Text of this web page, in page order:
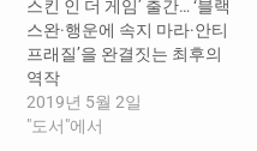
적된 문제점은 적극 시정함
으로써 기관의 발전을 위한…
스킨 인 더 게임’ 출간… ‘블랙
스완·행운에 속지 마라·안티
프래질’을 완결짓는 최후의
역작
2019년 5월 2일
"도서"에서